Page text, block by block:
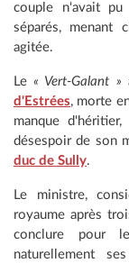
couple n'avait
séparés, menant
agitée.
Le« Vert-Galant »
d'Estrées, morte
manque
désespoir de son
duc de Sully.
Le ministre,
royaume après
conclure pour
naturellement